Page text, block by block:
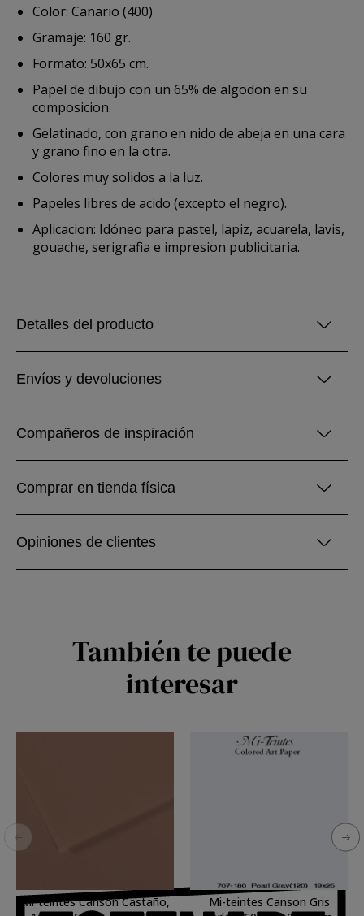
Color: Canario (400)
Gramaje: 160 gr.
Formato: 50x65 cm.
Papel de dibujo con un 65% de algodon en su
composicion.
Gelatinado, con grano en nido de abeja en una cara
y grano fino en la otra.
Colores muy solidos a la luz.
Papeles libres de acido (excepto el negro).
Aplicacion: Idóneo para pastel, lapiz, acuarela, lavis,
gouache, serigrafia e impresion publicitaria.
Detalles del producto
Envíos y devoluciones
Compañeros de inspiración
Comprar en tienda física
Opiniones de clientes
También te puede
interesar
Mi-teintes Canson Castaño,
Mi-teintes Canson Gris